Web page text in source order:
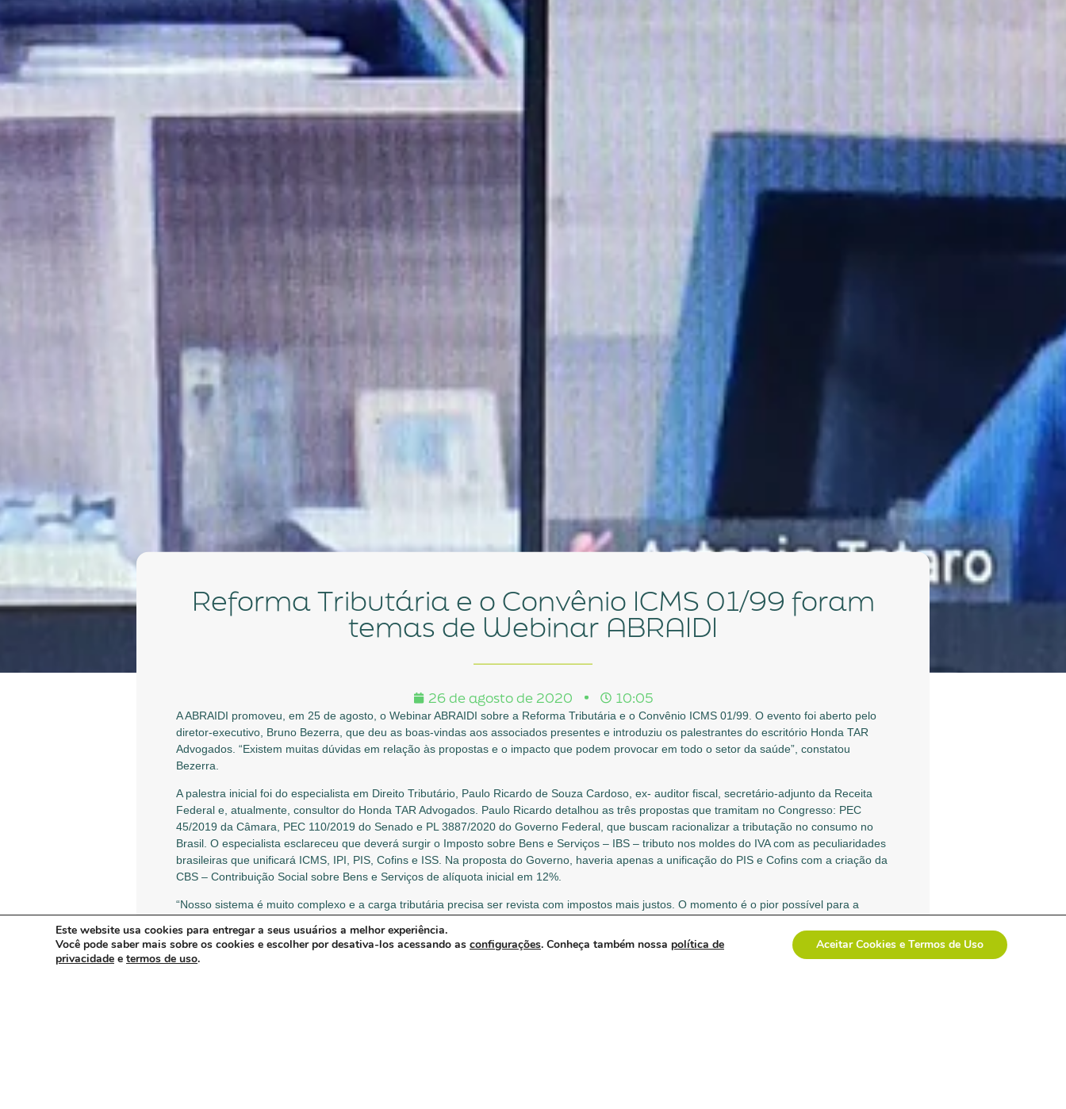
Reforma Tributária e o Convênio ICMS 01/99 foram
temas de Webinar ABRAIDI
26 de agosto de 2020 10:05
A ABRAIDI promoveu, em 25 de agosto, o Webinar ABRAIDI sobre a Reforma Tributária e o Convênio ICMS 01/99. O evento foi aberto pelo
diretor-executivo, Bruno Bezerra, que deu as boas-vindas aos associados presentes e introduziu os palestrantes do escritório Honda TAR
Advogados. “Existem muitas dúvidas em relação às propostas e o impacto que podem provocar em todo o setor da saúde”, constatou
Bezerra.
A palestra inicial foi do especialista em Direito Tributário, Paulo Ricardo de Souza Cardoso, ex- auditor fiscal, secretário-adjunto da Receita
Federal e, atualmente, consultor do Honda TAR Advogados. Paulo Ricardo detalhou as três propostas que tramitam no Congresso: PEC
45/2019 da Câmara, PEC 110/2019 do Senado e PL 3887/2020 do Governo Federal, que buscam racionalizar a tributação no consumo no
Brasil. O especialista esclareceu que deverá surgir o Imposto sobre Bens e Serviços – IBS – tributo nos moldes do IVA com as peculiaridades
brasileiras que unificará ICMS, IPI, PIS, Cofins e ISS. Na proposta do Governo, haveria apenas a unificação do PIS e Cofins com a criação da
CBS – Contribuição Social sobre Bens e Serviços de alíquota inicial em 12%.
“Nosso sistema é muito complexo e a carga tributária precisa ser revista com impostos mais justos. O momento é o pior possível para a
parlamentares e integrantes do Governo Federal têm afirmado que a busca da recomposição tributária não deverá trazer aumento de carga.
“Apesar das intenções poderá haver elevação e dificilmente conseguiremos diminuir no futuro. Por outro lado, se houver redução podemos
Este website usa cookies para entregar a seus usuários a melhor experiência.
Você pode saber mais sobre os cookies e escolher por desativa-los acessando as configurações. Conheça também nossa política de
privacidade e termos de uso.
Aceitar Cookies e Termos de Uso